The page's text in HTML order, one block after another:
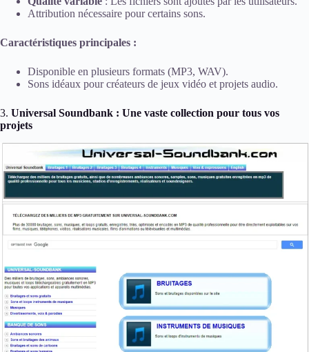
Attribution nécessaire pour certains sons.
Caractéristiques principales :
Disponible en plusieurs formats (MP3, WAV).
Sons idéaux pour créateurs de jeux vidéo et projets audio.
3. Universal Soundbank : Une vaste collection pour tous vos
projets